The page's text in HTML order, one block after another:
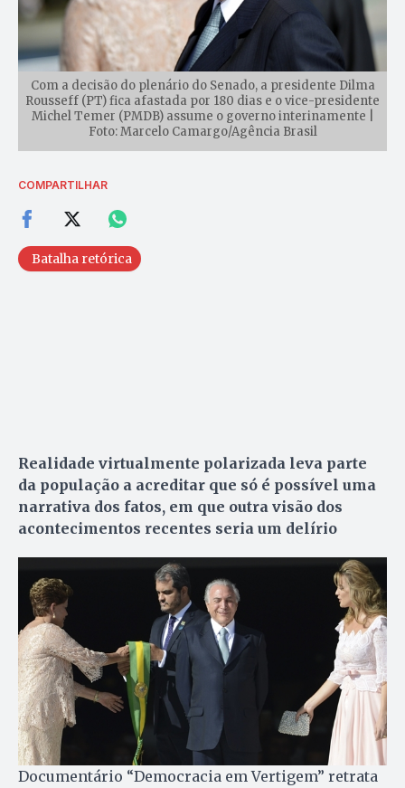
Com a decisão do plenário do Senado, a presidente Dilma
Rousseff (PT) fica afastada por 180 dias e o vice-presidente
Michel Temer (PMDB) assume o governo interinamente |
Foto: Marcelo Camargo/Agência Brasil
COMPARTILHAR
Batalha retórica
Realidade virtualmente polarizada leva parte
da população a acreditar que só é possível uma
narrativa dos fatos, em que outra visão dos
acontecimentos recentes seria um delírio
Documentário “Democracia em Vertigem” retrata